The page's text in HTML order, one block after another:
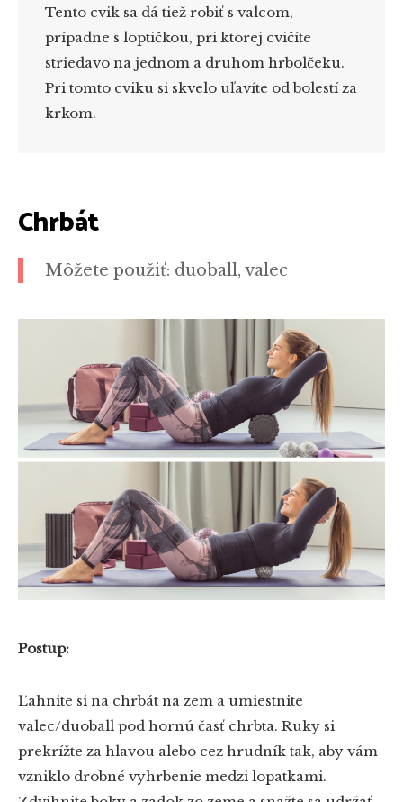
Tento cvik sa dá tiež robiť s valcom,
prípadne s loptičkou, pri ktorej cvičíte
striedavo na jednom a druhom hrbolčeku.
Pri tomto cviku si skvelo uľavíte od bolestí za
krkom.
Chrbát
Môžete použiť: duoball, valec
Postup:
Ľahnite si na chrbát na zem a umiestnite
valec/duoball pod hornú časť chrbta. Ruky si
prekrížte za hlavou alebo cez hrudník tak, aby vám
vzniklo drobné vyhrbenie medzi lopatkami.